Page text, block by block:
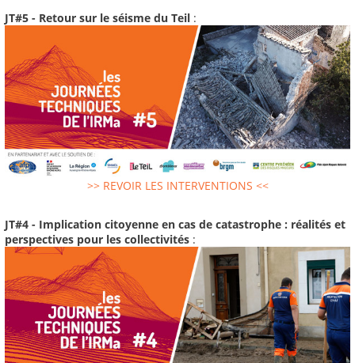
JT#5 - Retour sur le séisme du Teil :
>> REVOIR LES INTERVENTIONS <<
JT#4 - Implication citoyenne en cas de catastrophe : réalités et
perspectives pour les collectivités :